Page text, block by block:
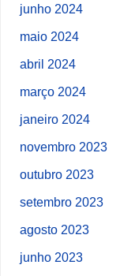
junho 2024
maio 2024
abril 2024
março 2024
janeiro 2024
novembro 2023
outubro 2023
setembro 2023
agosto 2023
junho 2023